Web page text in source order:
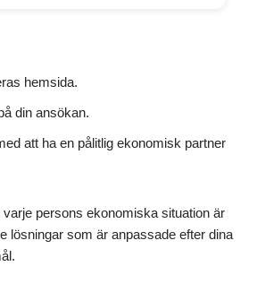
hemsida.
din ansökan.
att ha en pålitlig ekonomisk partner
persons ekonomiska situation är
lösningar som är anpassade efter dina